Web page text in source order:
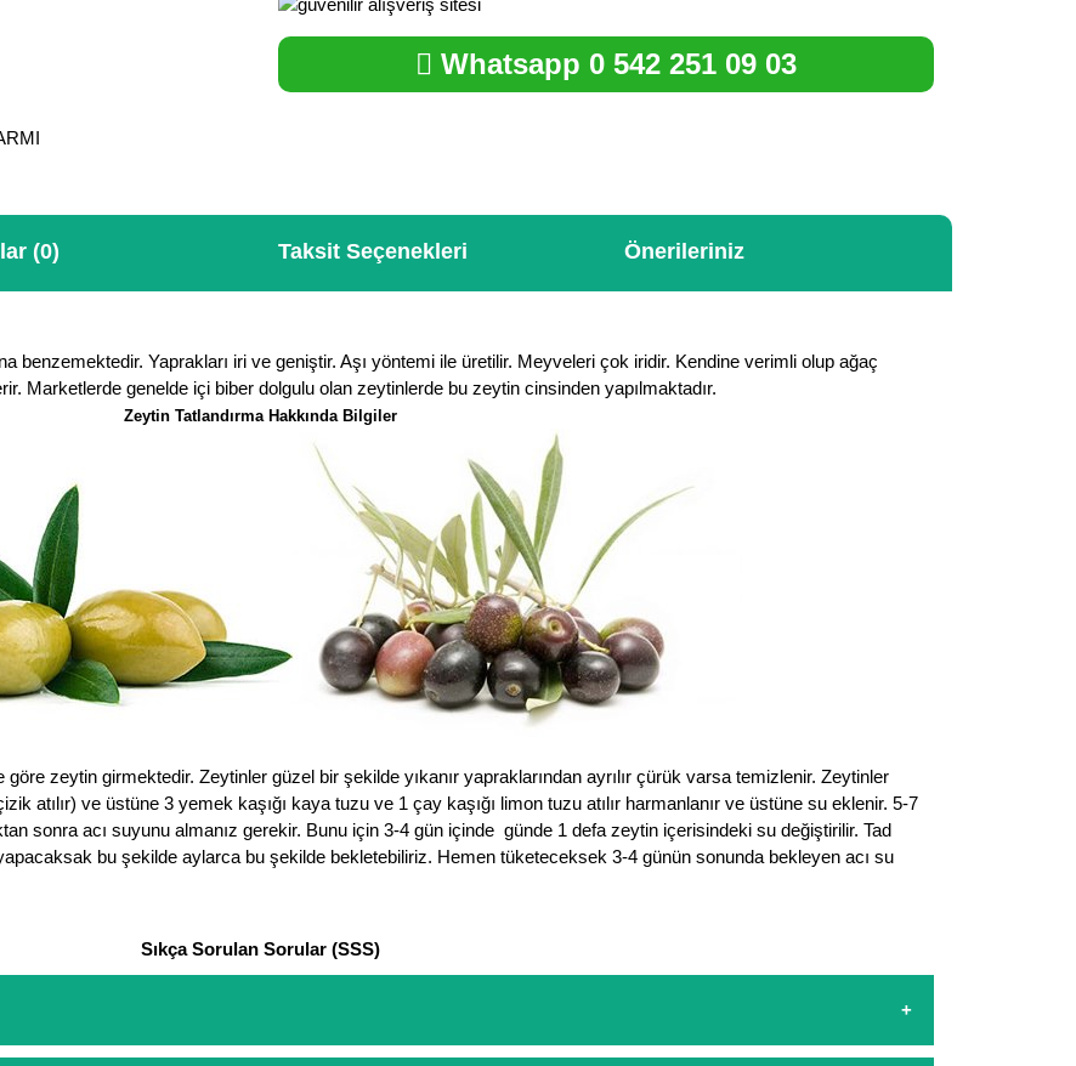
Whatsapp 0 542 251 09 03
(0) Taksit Seçenekleri Önerileriniz
benzemektedir. Yaprakları iri ve geniştir. Aşı yöntemi ile üretilir. Meyveleri çok iridir. Kendine verimli olup ağaç
Marketlerde genelde içi biber dolgulu olan zeytinlerde bu zeytin cinsinden yapılmaktadır.
Zeytin Tatlandırma Hakkında Bilgiler
zeytin girmektedir. Zeytinler güzel bir şekilde yıkanır yapraklarından ayrılır çürük varsa temizlenir. Zeytinler
atılır) ve üstüne 3 yemek kaşığı kaya tuzu ve 1 çay kaşığı limon tuzu atılır harmanlanır ve üstüne su eklenir. 5-7
sonra acı suyunu almanız gerekir. Bunu için 3-4 gün içinde günde 1 defa zeytin içerisindeki su değiştirilir. Tad
bu şekilde aylarca bu şekilde bekletebiliriz. Hemen tüketeceksek 3-4 günün sonunda bekleyen acı su
Sıkça Sorulan Sorular (SSS)